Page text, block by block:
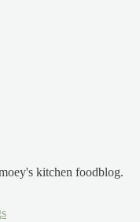
kitchen foodblog.